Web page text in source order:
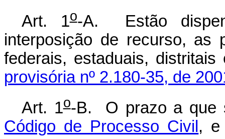
Art. 1o-A. Estão
interposição de recurso, as
federais, estaduais,
provisória nº 2.180-35, de
Art. 1o-B. O prazo a que
Código de Processo Civil ,